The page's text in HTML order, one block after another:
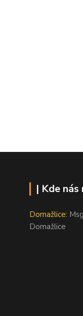
| Kde
Domažlice:
Domažlice